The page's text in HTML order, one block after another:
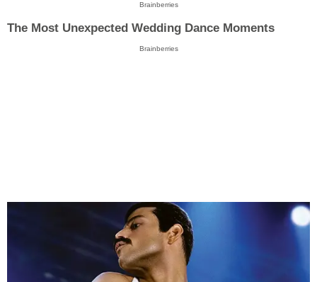
Brainberries
The Most Unexpected Wedding Dance Moments
Brainberries